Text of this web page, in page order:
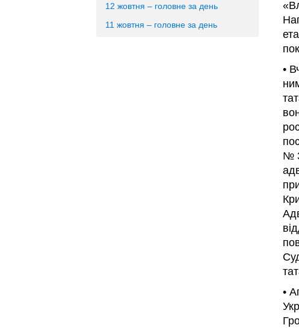
12 жовтня – головне за день
11 жовтня – головне за день
•
№
•